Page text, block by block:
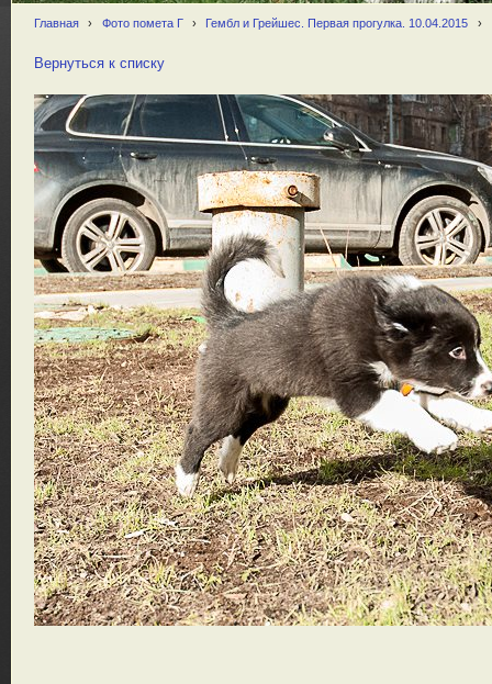
Главная › Фото помета Г › Гембл и Грейшес. Первая прогулка. 10.04.2015 ›
Вернуться к списку